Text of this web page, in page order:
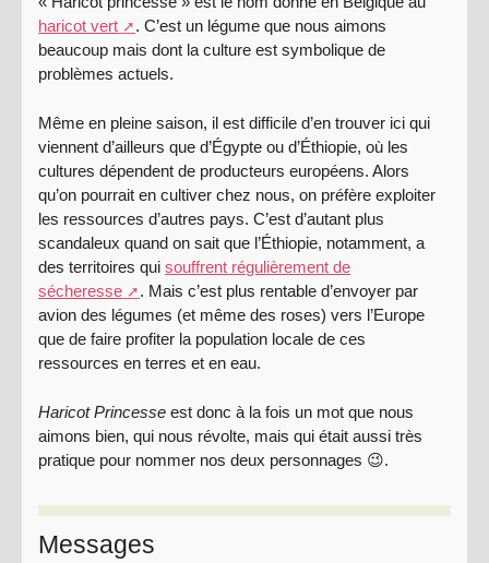
haricot vert
. C’est un légume que nous aimons
beaucoup mais dont la culture est symbolique de
problèmes actuels.
Même en pleine saison, il est difficile d’en trouver ici qui
viennent d’ailleurs que d’Égypte ou d’Éthiopie, où les
cultures dépendent de producteurs européens. Alors
qu’on pourrait en cultiver chez nous, on préfère exploiter
les ressources d’autres pays. C’est d’autant plus
scandaleux quand on sait que l’Éthiopie, notamment, a
des territoires quisouffrent régulièrement de
sécheresse
. Mais c’est plus rentable d’envoyer par
avion des légumes (et même des roses) vers l’Europe
que de faire profiter la population locale de ces
ressources en terres et en eau.
Haricot Princesse est donc à la fois un mot que nous
aimons bien, qui nous révolte, mais qui était aussi très
pratique pour nommer nos deux personnages 😉.
Messages